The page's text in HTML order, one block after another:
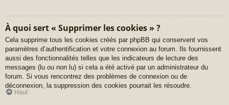
À quoi sert « Supprimer les cookies » ?
Cela supprime tous les cookies créés par phpBB qui conservent vos
paramètres d’authentification et votre connexion au forum. Ils fournissent
aussi des fonctionnalités telles que les indicateurs de lecture des
messages (lu ou non lu) si cela a été activé par un administrateur du
forum. Si vous rencontrez des problèmes de connexion ou de
déconnexion, la suppression des cookies pourrait les résoudre.
Haut